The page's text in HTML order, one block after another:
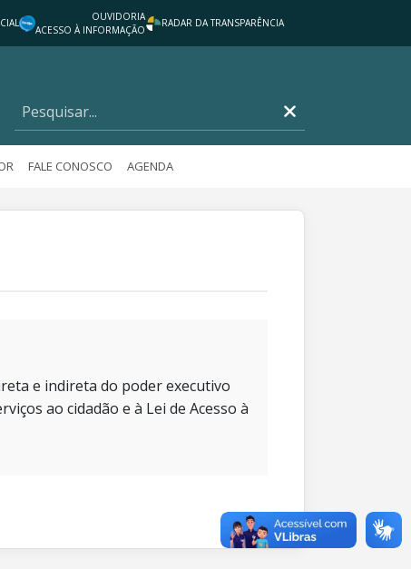
OUVIDORIA
ACESSO À INFORMAÇÃO
RADAR DA TRANSPARÊNCIA
FALE CONOSCO AGENDA
e indireta do poder executivo
ao cidadão e à Lei de Acesso à